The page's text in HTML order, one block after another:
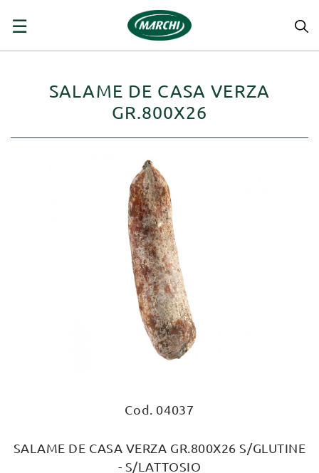
navigazione
☰
SALAME DE CASA VERZA
GR.800X26
Cod. 04037
SALAME DE CASA VERZA GR.800X26 S/GLUTINE
- S/LATTOSIO